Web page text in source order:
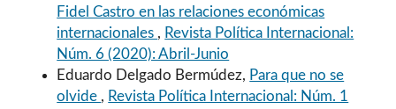
Fidel Castro en las relaciones económicas
internacionales , Revista Política Internacional:
Núm. 6 (2020): Abril-Junio
Eduardo Delgado Bermúdez, Para que no se
olvide , Revista Política Internacional: Núm. 1